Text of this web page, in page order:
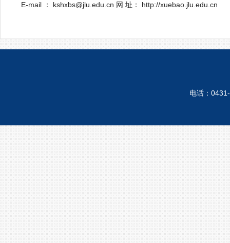
E-mail ： kshxbs@jlu.edu.cn 网 址： http://xuebao.jlu.edu.cn
电话：